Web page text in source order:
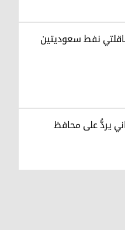
نفط سعوديتين
يردُّ على محافظ